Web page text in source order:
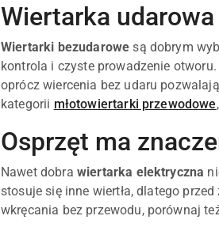
Wiertarka
Wiertarki bezudarowe są dobrym
kontrola i czyste prowadzenie
oprócz wiercenia bez udaru
kategorii młotowiertarki przewodowe
Osprzęt ma
Nawet dobra wiertarka elektryczna
stosuje się inne wiertła, dlatego
wkręcania bez przewodu, porównaj